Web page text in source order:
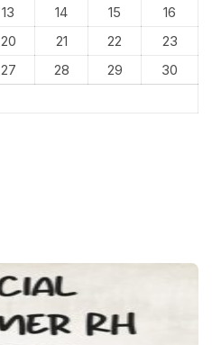
13 14 15
16
20 21 22
23
27 28 29
30